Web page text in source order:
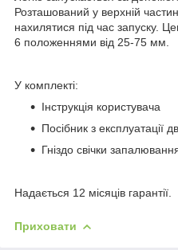
Розташований у верхній
нахилятися під час запуску.
6 положеннями від 25-75 мм.
У комплекті:
Інструкція користувача
Посібник з експлуатації
Гніздо свічки
Надається 12 місяців гарантії.
Приховати